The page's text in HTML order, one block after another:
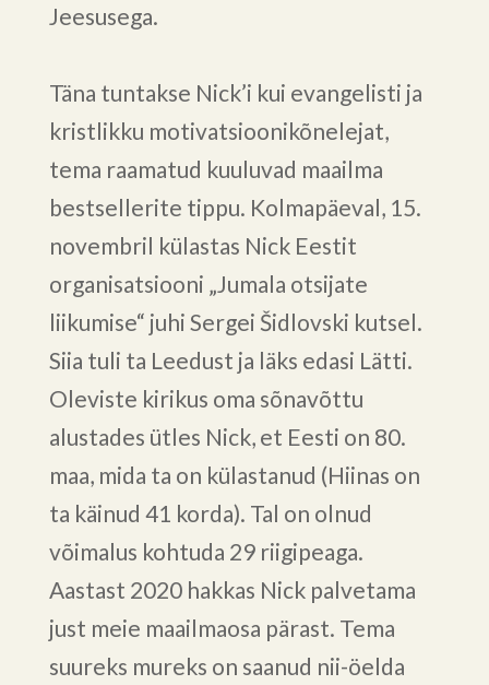
Jeesusega.
Täna tuntakse Nick’i kui evangelisti ja
kristlikku motivatsioonikõnelejat,
tema raamatud kuuluvad maailma
bestsellerite tippu. Kolmapäeval, 15.
novembril külastas Nick Eestit
organisatsiooni „Jumala otsijate
liikumise“ juhi Sergei Šidlovski kutsel.
Siia tuli ta Leedust ja läks edasi Lätti.
Oleviste kirikus oma sõnavõttu
alustades ütles Nick, et Eesti on 80.
maa, mida ta on külastanud (Hiinas on
ta käinud 41 korda). Tal on olnud
võimalus kohtuda 29 riigipeaga.
Aastast 2020 hakkas Nick palvetama
just meie maailmaosa pärast. Tema
suureks mureks on saanud nii-öelda